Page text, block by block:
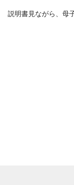
説明書見ながら、母